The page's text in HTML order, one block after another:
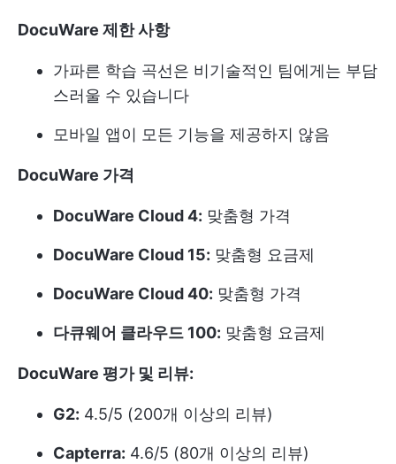
DocuWare 제한 사항
가파른 학습 곡선은 비기술적인 팀에게는 부담
스러울 수 있습니다
모바일 앱이 모든 기능을 제공하지 않음
DocuWare 가격
DocuWare Cloud 4: 맞춤형 가격
DocuWare Cloud 15: 맞춤형 요금제
DocuWare Cloud 40: 맞춤형 가격
다큐웨어 클라우드 100: 맞춤형 요금제
DocuWare 평가 및 리뷰:
G2: 4.5/5 (200개 이상의 리뷰)
Capterra: 4.6/5 (80개 이상의 리뷰)